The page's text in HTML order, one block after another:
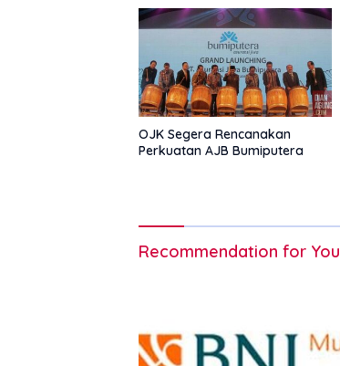
OJK Segera Rencanakan
Perkuatan AJB Bumiputera
Recommendation for You